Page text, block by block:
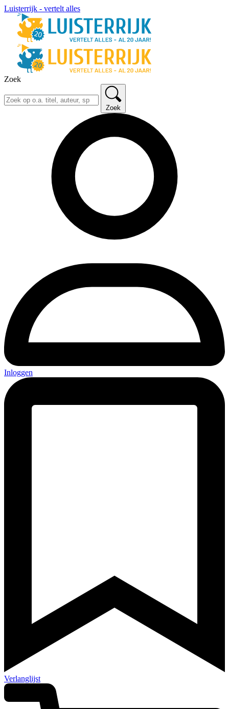
Luisterrijk - vertelt alles
Zoek
Zoek
Inloggen
Verlanglijst